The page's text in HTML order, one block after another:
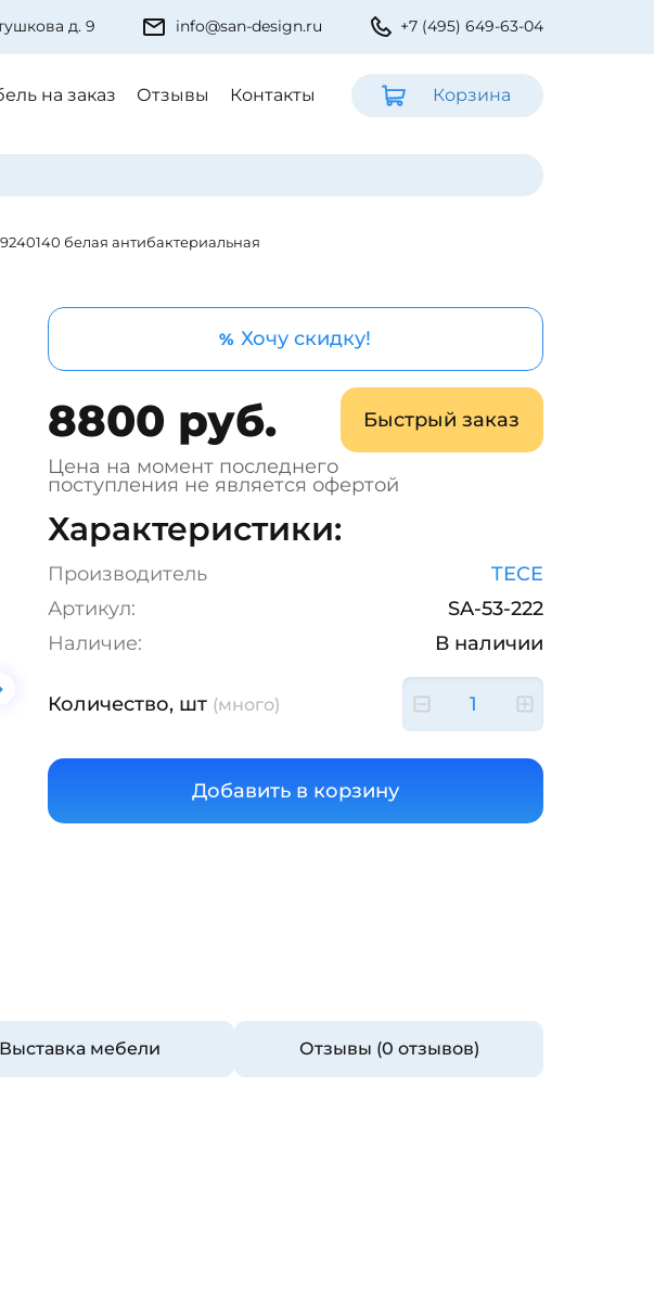
д. 9 info@san-design.ru +7 (495) 649-63-04
на заказ Отзывы Контакты Корзина
белая антибактериальная
% Хочу скидку!
8800 руб.
Быстрый заказ
Цена на момент последнего
поступления не является офертой
Характеристики:
Производитель
TECE
Артикул:
SA-53-222
Наличие:
В наличии
Количество, шт (много)
Выставка мебели Отзывы (0 отзывов)